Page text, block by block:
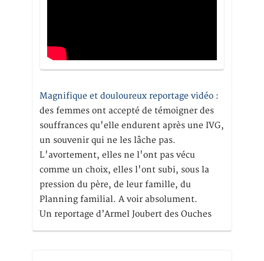
Magnifique et douloureux reportage vidéo :
des femmes ont accepté de témoigner des
souffrances qu'elle endurent après une IVG,
un souvenir qui ne les lâche pas.
L'avortement, elles ne l'ont pas vécu
comme un choix, elles l'ont subi, sous la
pression du père, de leur famille, du
Planning familial. A voir absolument.
Un reportage d’Armel Joubert des Ouches